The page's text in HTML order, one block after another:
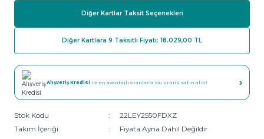
Diğer Kartlar Taksit Seçenekleri
Diğer Kartlara 9 Taksitli Fiyatı: 18.029,00 TL
Alışveriş Kredisi ile en avantajlı oranlarla bu ürünü satın alın! ›
Stok Kodu
22LEY2550FDXZ
Takım İçeriği
Fiyata Ayna Dahil Değildir